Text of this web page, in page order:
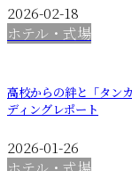
2026-02-18
ホテル・式場
高校からの絆と「タン
ディングレポート
2026-01-26